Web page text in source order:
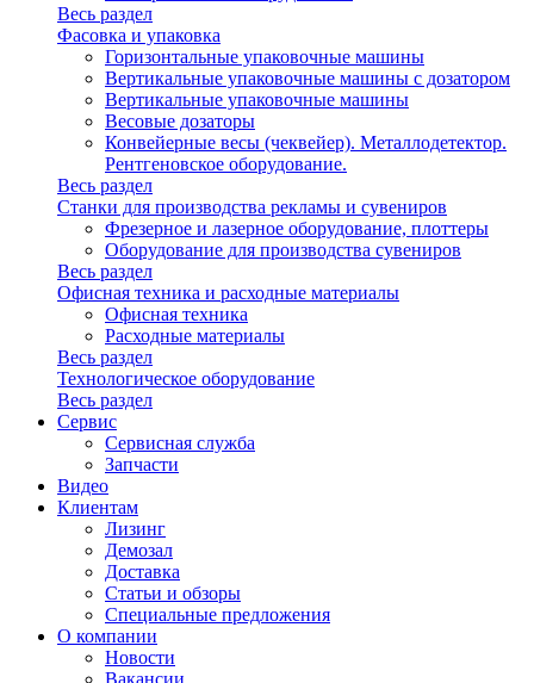
Весь раздел
Фасовка и упаковка
Горизонтальные упаковочные машины
Вертикальные упаковочные машины с дозатором
Вертикальные упаковочные машины
Весовые дозаторы
Конвейерные весы (чеквейер). Металлодетектор.
Рентгеновское оборудование.
Весь раздел
Станки для производства рекламы и сувениров
Фрезерное и лазерное оборудование, плоттеры
Оборудование для производства сувениров
Весь раздел
Офисная техника и расходные материалы
Офисная техника
Расходные материалы
Весь раздел
Технологическое оборудование
Весь раздел
Сервис
Сервисная служба
Запчасти
Видео
Клиентам
Лизинг
Демозал
Доставка
Статьи и обзоры
Специальные предложения
О компании
Новости
Вакансии